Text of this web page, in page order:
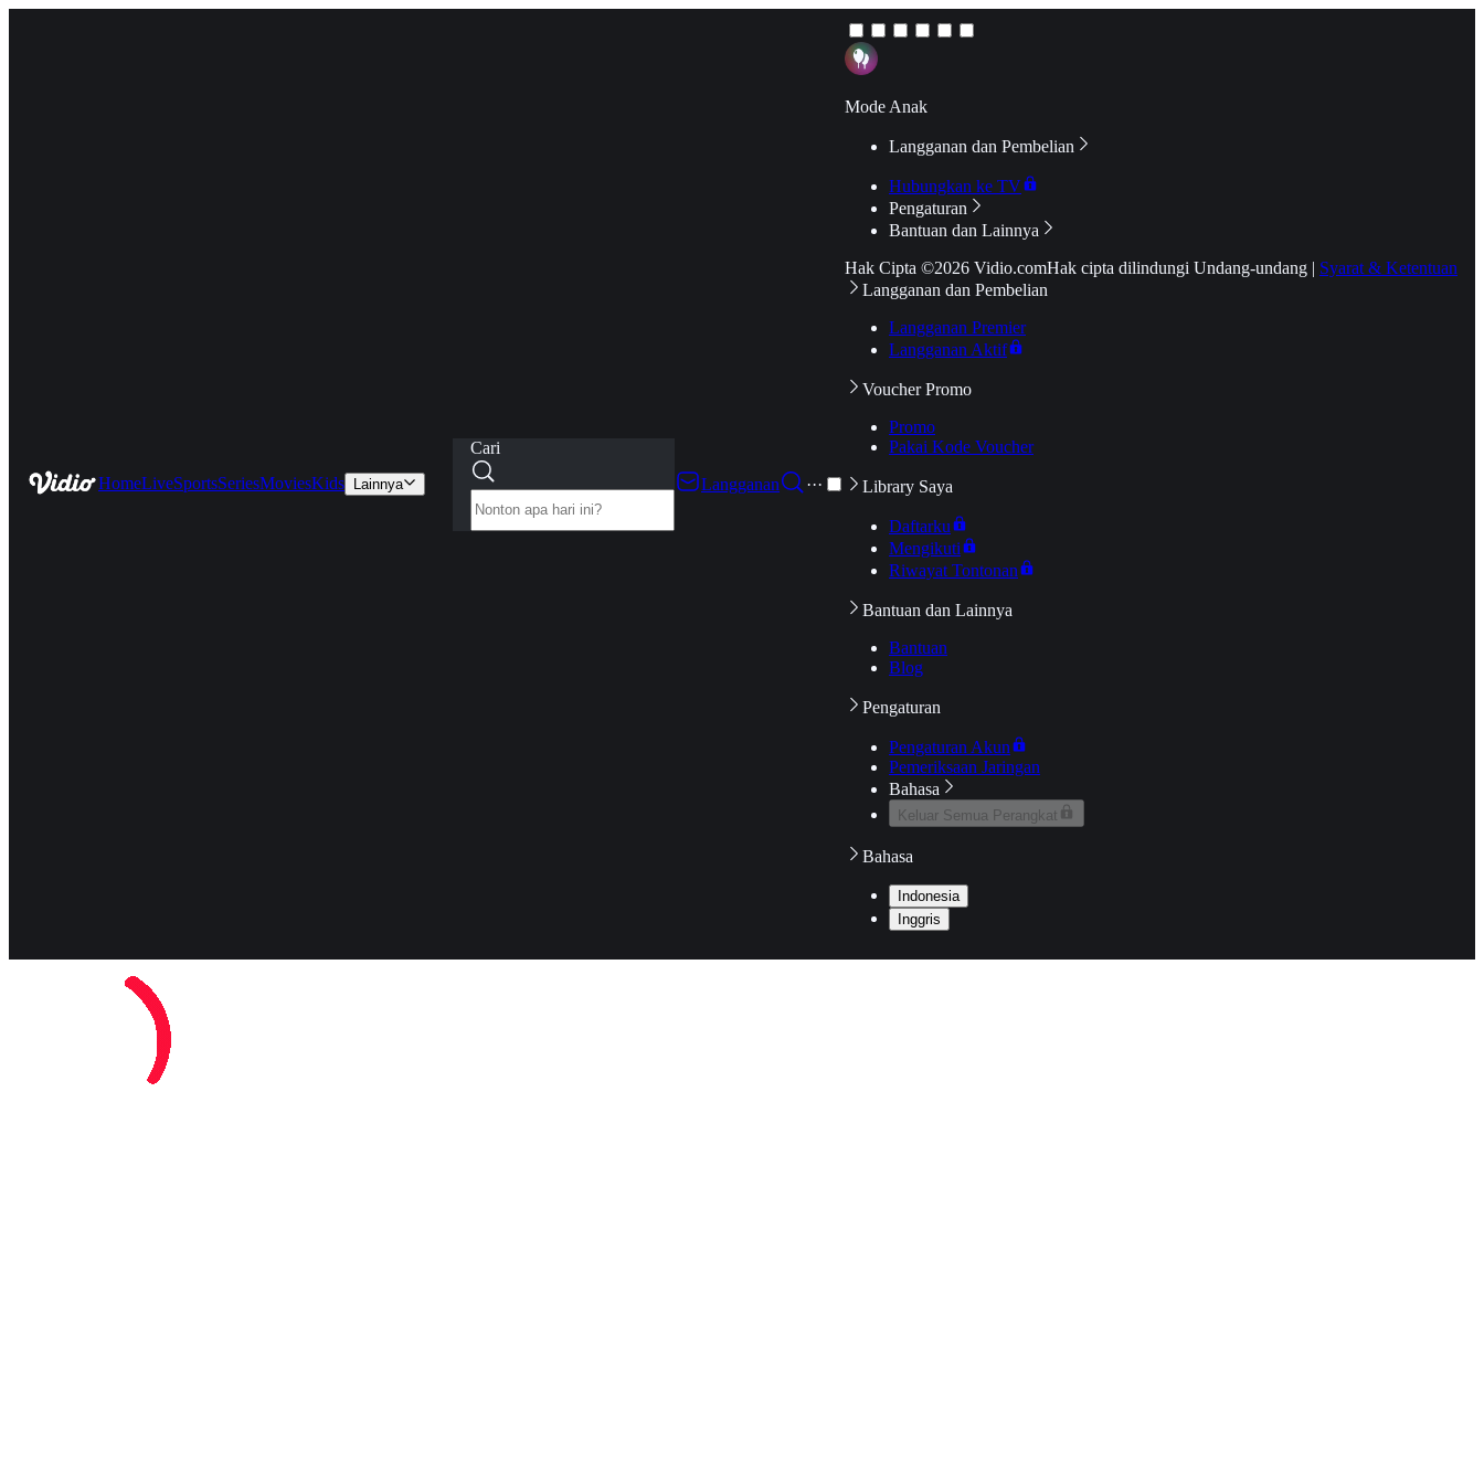
HomeLiveSportsSeriesMoviesKids Lainnya
Cari
Langganan
···
Mode Anak
Langganan dan Pembelian
Hubungkan ke TV
Pengaturan
Bantuan dan Lainnya
Hak Cipta ©2026 Vidio.comHak cipta dilindungi Undang-undang | Syarat & Ketentuan
Langganan dan Pembelian
Langganan Premier
Langganan Aktif
Voucher Promo
Promo
Pakai Kode Voucher
Library Saya
Daftarku
Mengikuti
Riwayat Tontonan
Bantuan dan Lainnya
Bantuan
Blog
Pengaturan
Pengaturan Akun
Pemeriksaan Jaringan
Bahasa
Keluar Semua Perangkat
Bahasa
Indonesia
Inggris